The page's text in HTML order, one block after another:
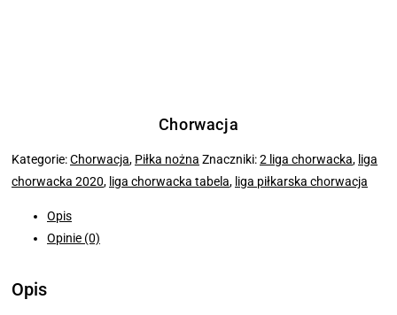
Chorwacja
Kategorie:Chorwacja, Piłka nożna Znaczniki:2 liga chorwacka, liga
chorwacka 2020, liga chorwacka tabela, liga piłkarska chorwacja
Opis
Opinie (0)
Opis